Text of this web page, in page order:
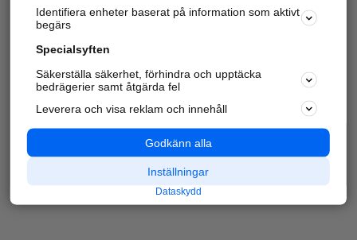
Identifiera enheter baserat på information som aktivt
begärs
Specialsyften
Säkerställa säkerhet, förhindra och upptäcka
bedrägerier samt åtgärda fel
Leverera och visa reklam och innehåll
Godkänn alla
Inställningar
Dataskydd